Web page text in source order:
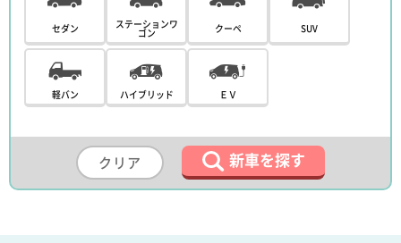
セダン
ステーションワ
ゴン
クーペ SUV
軽バン ハイブリッド ＥＶ
クリア 新車を探す